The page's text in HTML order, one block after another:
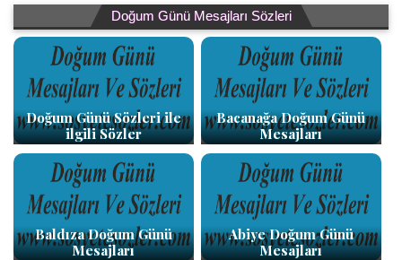
Doğum Günü Mesajları Sözleri
Doğum Günü Sözleri ile
ilgili Sözler
Bacanağa Doğum Günü
Mesajları
Baldıza Doğum Günü
Mesajları
Abiye Doğum Günü
Mesajları